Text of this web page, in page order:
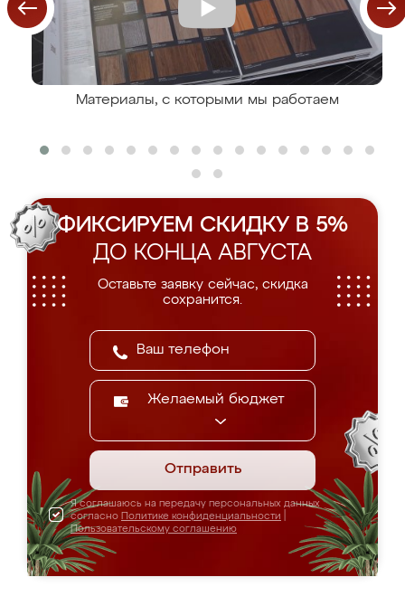
Материалы, с которыми мы работаем
ФИКСИРУЕМ СКИДКУ В 5%
ДО КОНЦА АВГУСТА
Оставьте заявку сейчас, скидка
сохранится.
Желаемый бюджет
Отправить
Я соглашаюсь на передачу персональных данных
согласно Политике конфиденциальности
Пользовательскому соглашению